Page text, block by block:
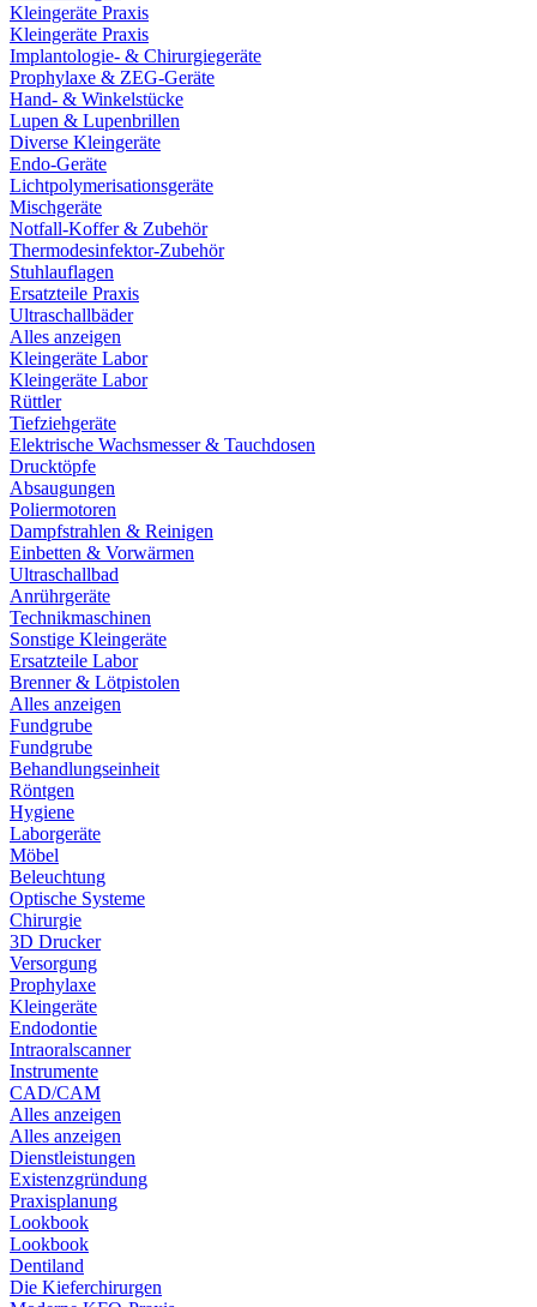
Kleingeräte Praxis
Kleingeräte Praxis
Implantologie- & Chirurgiegeräte
Prophylaxe & ZEG-Geräte
Hand- & Winkelstücke
Lupen & Lupenbrillen
Diverse Kleingeräte
Endo-Geräte
Lichtpolymerisationsgeräte
Mischgeräte
Notfall-Koffer & Zubehör
Thermodesinfektor-Zubehör
Stuhlauflagen
Ersatzteile Praxis
Ultraschallbäder
Alles anzeigen
Kleingeräte Labor
Kleingeräte Labor
Rüttler
Tiefziehgeräte
Elektrische Wachsmesser & Tauchdosen
Drucktöpfe
Absaugungen
Poliermotoren
Dampfstrahlen & Reinigen
Einbetten & Vorwärmen
Ultraschallbad
Anrührgeräte
Technikmaschinen
Sonstige Kleingeräte
Ersatzteile Labor
Brenner & Lötpistolen
Alles anzeigen
Fundgrube
Fundgrube
Behandlungseinheit
Röntgen
Hygiene
Laborgeräte
Möbel
Beleuchtung
Optische Systeme
Chirurgie
3D Drucker
Versorgung
Prophylaxe
Kleingeräte
Endodontie
Intraoralscanner
Instrumente
CAD/CAM
Alles anzeigen
Alles anzeigen
Dienstleistungen
Existenzgründung
Praxisplanung
Lookbook
Lookbook
Dentiland
Die Kieferchirurgen